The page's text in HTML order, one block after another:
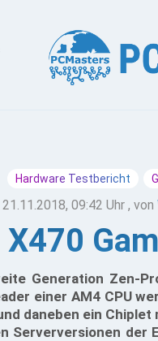
Hardware Testbericht
21.11.2018, 09:42 Uhr , von
X470
Generation Zen-
einer AM4 CPU
daneben ein
Serverversionen der